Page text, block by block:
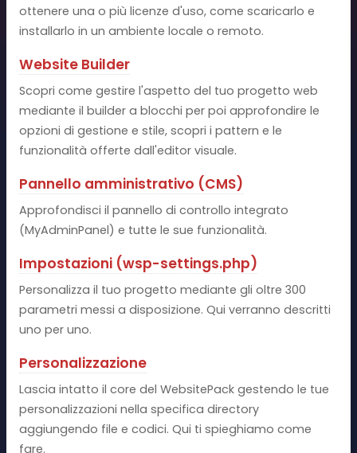
ottenere una o più licenze d'uso, come scaricarlo e
installarlo in un ambiente locale o remoto.
Website Builder
Scopri come gestire l'aspetto del tuo progetto web
mediante il builder a blocchi per poi approfondire le
opzioni di gestione e stile, scopri i pattern e le
funzionalità offerte dall'editor visuale.
Pannello amministrativo (CMS)
Approfondisci il pannello di controllo integrato
(MyAdminPanel) e tutte le sue funzionalità.
Impostazioni (wsp-settings.php)
Personalizza il tuo progetto mediante gli oltre 300
parametri messi a disposizione. Qui verranno descritti
uno per uno.
Personalizzazione
Lascia intatto il core del WebsitePack gestendo le tue
personalizzazioni nella specifica directory
aggiungendo file e codici. Qui ti spieghiamo come
fare.